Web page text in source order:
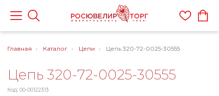
Главная Каталог Цепи Цепь 320-72-0025-30555
Цепь 320-72-0025-30555
Код: 00-00122313